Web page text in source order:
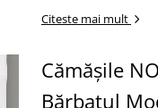
Citeste mai mult
Cămășile
Bărbatul